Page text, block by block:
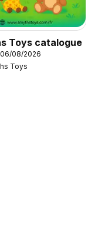
Toys catalogue
08/2026
Toys